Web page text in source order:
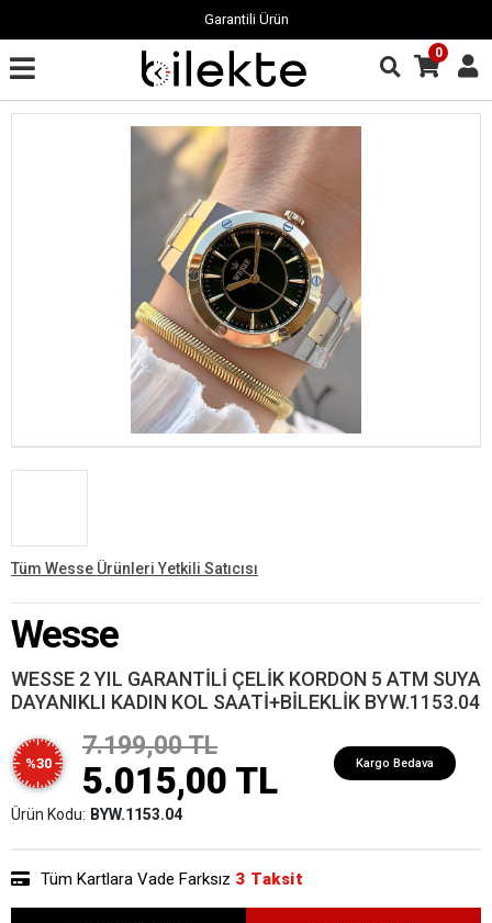
Garantili Ürün
0
Tüm Wesse Ürünleri Yetkili Satıcısı
Wesse
WESSE 2 YIL GARANTİLİ ÇELİK KORDON 5 ATM SUYA
DAYANIKLI KADIN KOL SAATİ+BİLEKLİK BYW.1153.04
%30
7.199,00 TL
5.015,00 TL Kargo Bedava
Ürün Kodu: BYW.1153.04
Tüm Kartlara Vade Farksız 3 Taksit